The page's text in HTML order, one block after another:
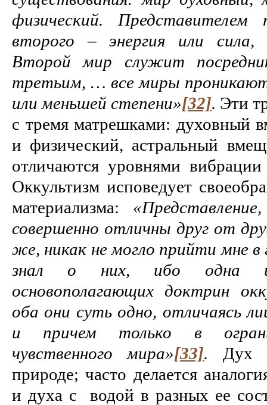
физический. Представителем
второго – энергия или
Второй мир служит
третьим, … все миры проникают
или меньшей степени»[32]. Эти
с тремя матрешками: духовный
и физический, астральный
отличаются уровнями вибрации
Оккультизм исповедует
материализма:
совершенно отличны друг от
же, никак не могло прийти мне в
знал о них, ибо одна
основополагающих доктрин
оба они суть одно, отличаясь
и причем только в
чувственного мира»[33]. Дух
природе; часто делается
и духа с водой в разных ее